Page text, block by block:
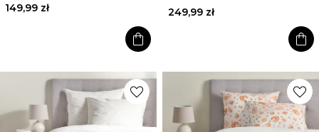
149,99 zł
shopping_bag
249,99 zł
shopping_bag
favorite favorite